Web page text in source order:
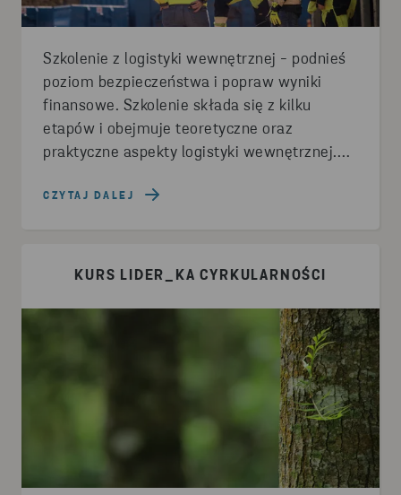
Szkolenie z logistyki wewnętrznej - podnieś
poziom bezpieczeństwa i popraw wyniki
finansowe. Szkolenie składa się z kilku
etapów i obejmuje teoretyczne oraz
praktyczne aspekty logistyki wewnętrznej.
CZYTAJ DALEJ
KURS LIDER_KA CYRKULARNOŚCI